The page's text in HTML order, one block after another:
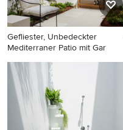
Gefliester, Unbedeckter
Mediterraner Patio mit Gar
Gefliester, Unbedeckter
Mediterraner Patio mit
Gartendusche in Sonstige